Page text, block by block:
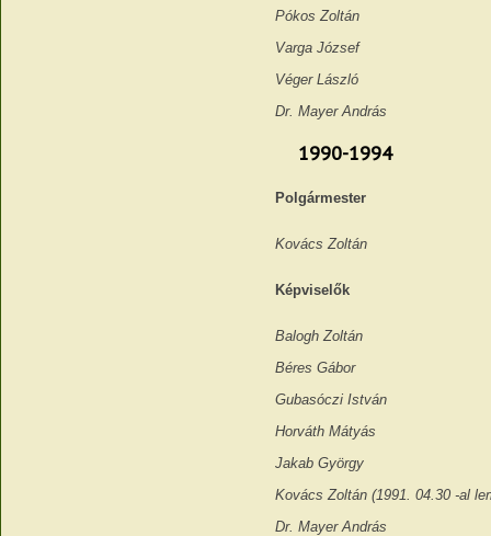
Pókos Zoltán
Varga József
Véger László
Dr. Mayer András
1990-1994
Polgármester
Kovács Zoltán
Képviselők
Balogh Zoltán
Béres Gábor
Gubasóczi István
Horváth Mátyás
Jakab György
Kovács Zoltán (1991. 04.30 -al
Dr. Mayer András